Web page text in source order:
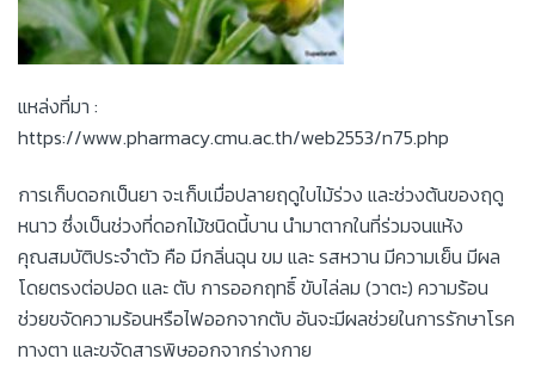
แหล่งที่มา :
https://www.pharmacy.cmu.ac.th/web2553/n75.php
การเก็บดอกเป็นยา จะเก็บเมื่อปลายฤดูใบไม้ร่วง และช่วงต้นของฤดู
หนาว ซึ่งเป็นช่วงที่ดอกไม้ชนิดนี้บาน นำมาตากในที่ร่วมจนแห้ง
คุณสมบัติประจำตัว คือ มีกลิ่นฉุน ขม และ รสหวาน มีความเย็น มีผล
โดยตรงต่อปอด และ ตับ การออกฤทธิ์ ขับไล่ลม (วาตะ) ความร้อน
ช่วยขจัดความร้อนหรือไฟออกจากตับ อันจะมีผลช่วยในการรักษาโรค
ทางตา และขจัดสารพิษออกจากร่างกาย